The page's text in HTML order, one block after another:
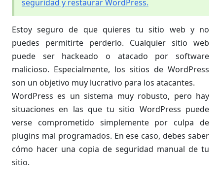
seguridad y restaurar WordPress.
Estoy seguro de que quieres tu sitio web y no
puedes permitirte perderlo. Cualquier sitio web
puede ser hackeado o atacado por software
malicioso. Especialmente, los sitios de WordPress
son un objetivo muy lucrativo para los atacantes.
WordPress es un sistema muy robusto, pero hay
situaciones en las que tu sitio WordPress puede
verse comprometido simplemente por culpa de
plugins mal programados. En ese caso, debes saber
cómo hacer una copia de seguridad manual de tu
sitio.